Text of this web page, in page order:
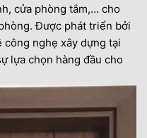
cửa phòng tắm,… cho
Được phát triển bởi
công nghẹ xây dựng tại
lựa chọn hàng đầu cho